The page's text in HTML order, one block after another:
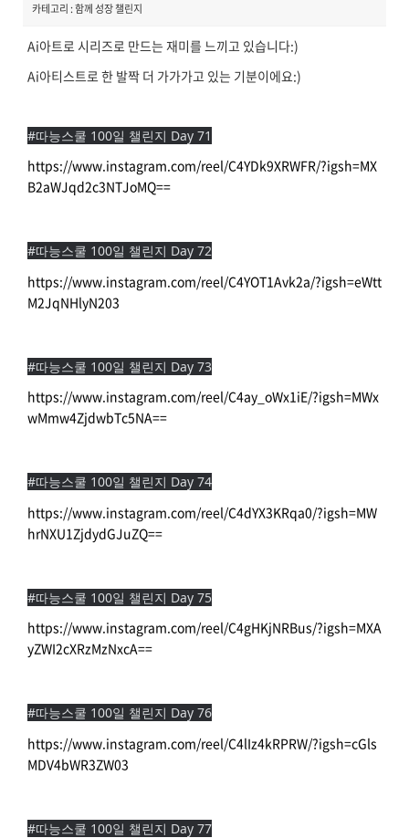
카테고리 : 함께 성장 챌린지
Ai아트로 시리즈로 만드는 재미를 느끼고 있습니다:)
Ai아티스트로 한 발짝 더 가가가고 있는 기분이에요:)
#따능스쿨 100일 챌린지 Day 71
https://www.instagram.com/reel/C4YDk9XRWFR/?igsh=MX
B2aWJqd2c3NTJoMQ==
#따능스쿨 100일 챌린지 Day 72
https://www.instagram.com/reel/C4YOT1Avk2a/?igsh=eWtt
M2JqNHlyN203
#따능스쿨 100일 챌린지 Day 73
https://www.instagram.com/reel/C4ay_oWx1iE/?igsh=MWx
wMmw4ZjdwbTc5NA==
#따능스쿨 100일 챌린지 Day 74
https://www.instagram.com/reel/C4dYX3KRqa0/?igsh=MW
hrNXU1ZjdydGJuZQ==
#따능스쿨 100일 챌린지 Day 75
https://www.instagram.com/reel/C4gHKjNRBus/?igsh=MXA
yZWI2cXRzMzNxcA==
#따능스쿨 100일 챌린지 Day 76
https://www.instagram.com/reel/C4lIz4kRPRW/?igsh=cGls
MDV4bWR3ZW03
#따능스쿨 100일 챌린지 Day 77